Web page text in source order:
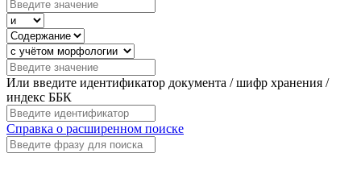
Или введите идентификатор документа / шифр хранения /
индекс ББК
Справка о расширенном поиске